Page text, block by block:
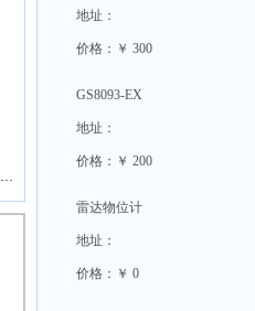
DH-110X30打折优惠水浴培养振荡箱 水浴摇床 水浴恒温摇床 培养振荡器
地址：
价格：￥ 300
GS8093-EX
地址：
价格：￥ 200
雷达物位计
地址：
价格：￥ 0